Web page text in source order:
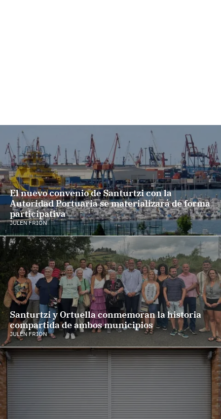
El nuevo convenio de Santurtzi con la
Autoridad Portuaria se materializará de forma
participativa
JULEN FRIÓN
Santurtzi y Ortuella conmemoran la historia
compartida de ambos municipios
JULEN FRIÓN